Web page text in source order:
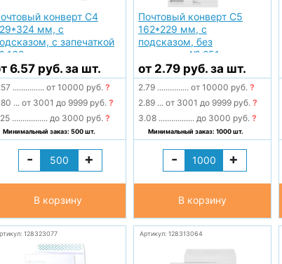
конверт С4
мм, с
с запечаткой
162
6.57 руб. за шт.
............... от 10000 руб. ?
... от 3001 до 9999 руб. ?
................. до 3000 руб. ?
Минимальный заказ: 500 шт.
- +
В корзину
Почтовый конверт С5
162*229 мм, с
подсказом, без
запечатки № 251
от 2.79 руб. за шт.
2.79 ............... от 10000 руб.?
2.89 ... от 3001 до 9999 руб.?
3.08 ................. до 3000 руб.?
Минимальный заказ: 1000 шт.
- +
В корзину
128323077 Артикул: 128313064